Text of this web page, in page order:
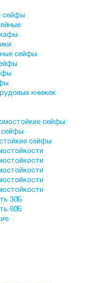
сейфы
сейфы
книжек
сейфы
сейфы
сейфы
30Б
60Б